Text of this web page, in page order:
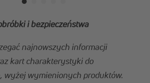
i bezpieczeństwa
najnowszych informacji
kart charakterystyki do
wyżej wymienionych produktów.